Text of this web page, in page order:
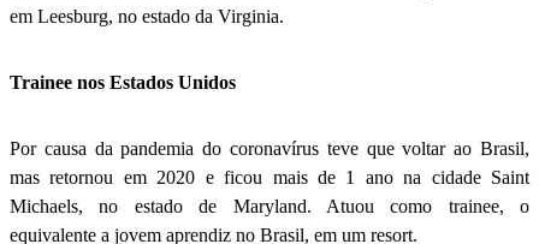
em Leesburg, no estado da Virginia.
Trainee nos Estados Unidos
Por causa da pandemia do coronavírus teve que voltar ao Brasil,
mas retornou em 2020 e ficou mais de 1 ano na cidade Saint
Michaels, no estado de Maryland. Atuou como trainee, o
equivalente a jovem aprendiz no Brasil, em um resort.